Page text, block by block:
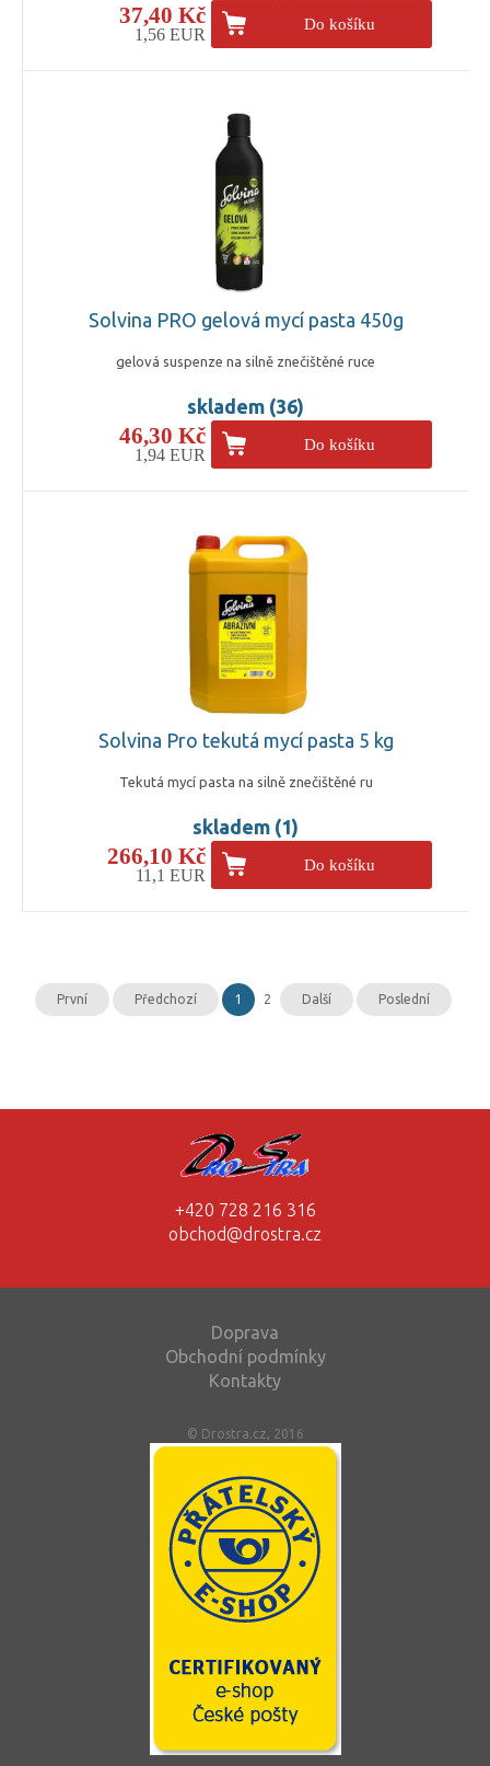
37,40 Kč
1,56 EUR
Do košíku
Solvina PRO gelová mycí pasta 450g
gelová suspenze na silně znečištěné ruce
skladem (36)
46,30 Kč
1,94 EUR
Do košíku
Solvina Pro tekutá mycí pasta 5 kg
Tekutá mycí pasta na silně znečištěné ru
skladem (1)
266,10 Kč
11,1 EUR
Do košíku
První Předchozí 1 2 Další Poslední
+420 728 216 316
obchod@drostra.cz
Doprava
Obchodní podmínky
Kontakty
© Drostra.cz, 2016